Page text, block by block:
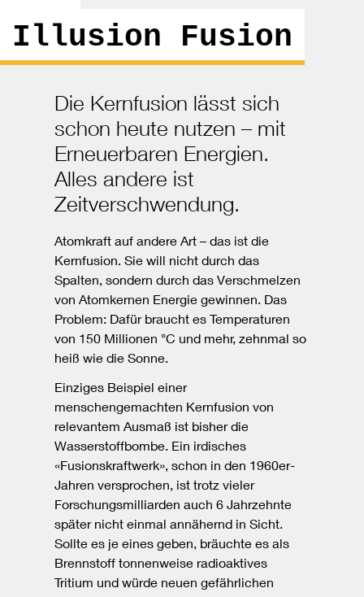
Illusion Fusion
Die Kernfusion lässt sich
schon heute nutzen – mit
Erneuerbaren Energien.
Alles andere ist
Zeitverschwendung.
Atomkraft auf andere Art – das ist die
Kernfusion. Sie will nicht durch das
Spalten, sondern durch das Verschmelzen
von Atomkernen Energie gewinnen. Das
Problem: Dafür braucht es Temperaturen
von 150 Millionen °C und mehr, zehnmal so
heiß wie die Sonne.
Einziges Beispiel einer
menschengemachten Kernfusion von
relevantem Ausmaß ist bisher die
Wasserstoffbombe. Ein irdisches
«Fusionskraftwerk», schon in den 1960er-
Jahren versprochen, ist trotz vieler
Forschungsmilliarden auch 6 Jahrzehnte
später nicht einmal annähernd in Sicht.
Sollte es je eines geben, bräuchte es als
Brennstoff tonnenweise radioaktives
Tritium und würde neuen gefährlichen